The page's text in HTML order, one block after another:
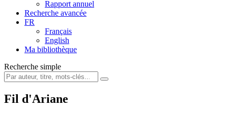
Rapport annuel
Recherche avancée
FR
Français
English
Ma bibliothèque
Recherche simple
Fil d'Ariane